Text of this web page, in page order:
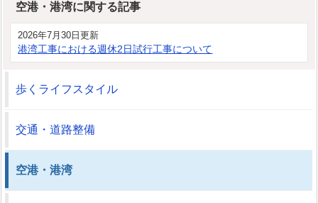
空港・港湾に関する記事
2026年7月30日更新
港湾工事における週休2日試行工事について
歩くライフスタイル
交通・道路整備
空港・港湾